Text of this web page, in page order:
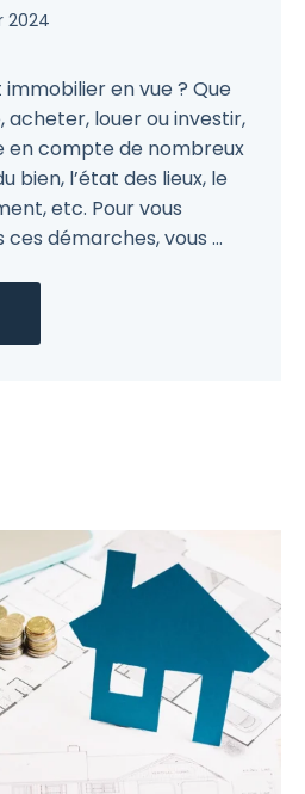
2024
en vue ? Que
acheter, louer ou investir,
en compte de nombreux
bien, l’état des lieux, le
etc. Pour vous
démarches, vous ...